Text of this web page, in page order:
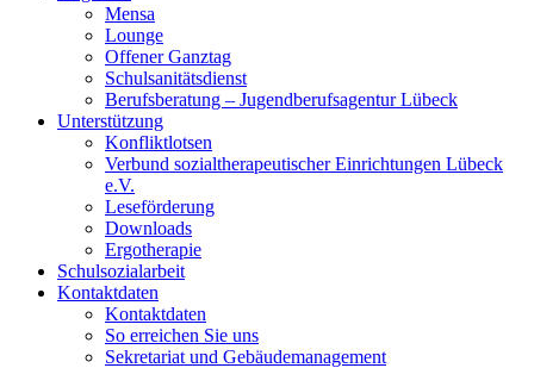
Mensa
Lounge
Offener Ganztag
Schulsanitätsdienst
Berufsberatung – Jugendberufsagentur Lübeck
Unterstützung
Konfliktlotsen
Verbund sozialtherapeutischer Einrichtungen Lübeck
e.V.
Leseförderung
Downloads
Ergotherapie
Schulsozialarbeit
Kontaktdaten
Kontaktdaten
So erreichen Sie uns
Sekretariat und Gebäudemanagement